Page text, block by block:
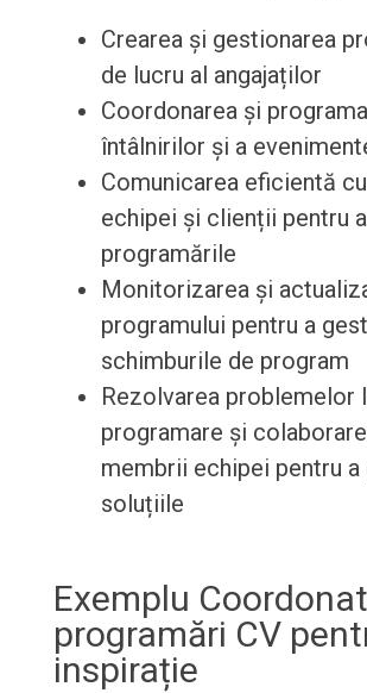
Crearea și gestionarea
de lucru al angajaților
Coordonarea și
întâlnirilor și a
Comunicarea eficientă
echipei și clienții pentru
programările
Monitorizarea și
programului pentru a
schimburile de program
Rezolvarea problemelor
programare și
membrii echipei pentru a
soluțiile
Exemplu
programări CV
inspirație